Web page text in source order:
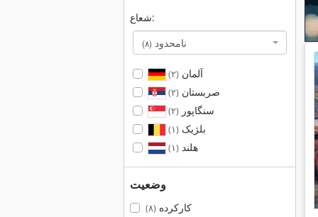
شعاع:
نامحدود (۸)
آلمان(۲)
صربستان(۲)
سنگاپور(۲)
بلژیک(۱)
هلند(۱)
وضعیت
کارکرده(۸)